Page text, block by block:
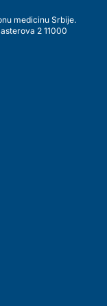
medicinu Srbije.
2 11000